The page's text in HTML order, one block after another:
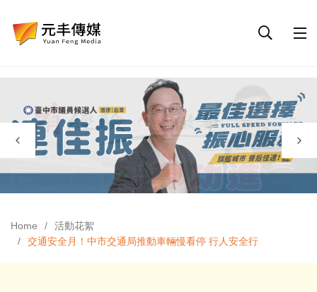
Home
活動花絮
交通安全月！中市交通局推動車輛慢看停 行人安全行